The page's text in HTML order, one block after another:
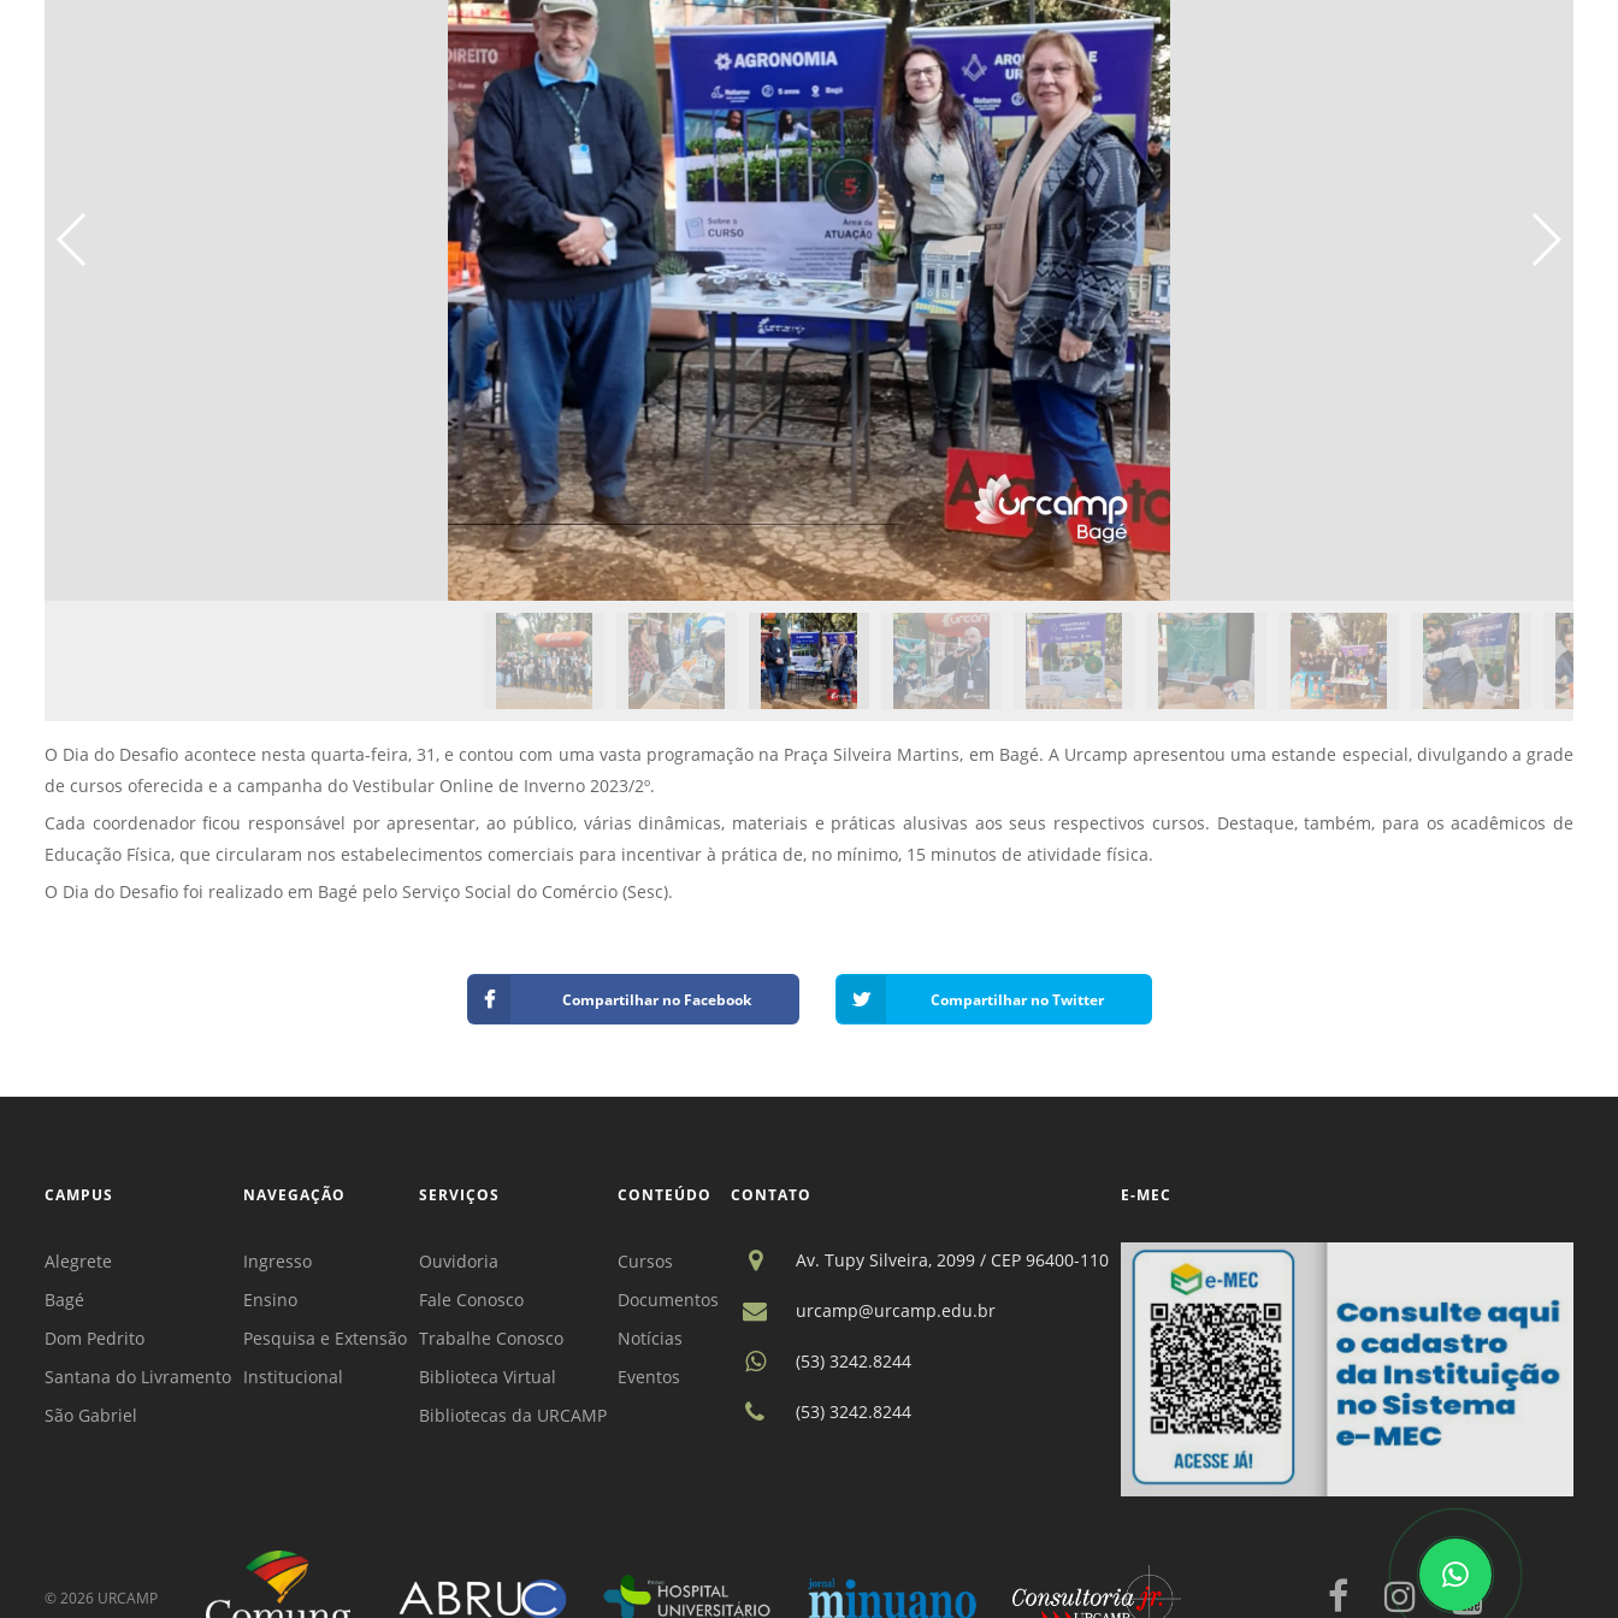
Manual de Segurança
Normas Laboratório
de Zoologia
Normas Laboratório
de Química
de Botânica
Sementes - INTEC
Laboratório de
Biotecnologia Vegetal -
INTEC
Laboratório de
Microbiologia de Alimentos
- INTEC
Laboratório de Materiais
NPJ (Núcleo de Prática
Jurídica) - Bagé, Santana do
Livramento, São Gabriel e
Alegrete
NPS - Núcleo de Práticas
em Saúde
Vídeo Institucional Fazer
Urcamp Faz Bem
Institucional
Internacionalização
Trabalhe Conosco
Eleições Conselho Fiscal -
FAT 2024
Ouvidoria
PDI - Plano de
Desenvolvimento
Institucional 2023-2027
O Dia do Desafio acontece nesta quarta-feira, 31, e contou com uma vasta programação na Praça Silveira Martins, em Bagé. A Urcamp apresentou uma estande especial, divulgando a grade
de cursos oferecida e a campanha do Vestibular Online de Inverno 2023/2º.
Cada coordenador ficou responsável por apresentar, ao público, várias dinâmicas, materiais e práticas alusivas aos seus respectivos cursos. Destaque, também, para os acadêmicos de
Educação Física, que circularam nos estabelecimentos comerciais para incentivar à prática de, no mínimo, 15 minutos de atividade física.
O Dia do Desafio foi realizado em Bagé pelo Serviço Social do Comércio (Sesc).
Compartilhar no Facebook Compartilhar no Twitter
CAMPUS
Alegrete
Bagé
Dom Pedrito
Santana do Livramento
São Gabriel
NAVEGAÇÃO
Ingresso
Ensino
Pesquisa e Extensão
Institucional
SERVIÇOS
Ouvidoria
Fale Conosco
Trabalhe Conosco
Biblioteca Virtual
Bibliotecas da URCAMP
CONTEÚDO
Cursos
Documentos
Notícias
Eventos
CONTATO
Av. Tupy Silveira, 2099 / CEP 96400-110
urcamp@urcamp.edu.br
(53) 3242.8244
(53) 3242.8244
E-MEC
©2026 URCAMP